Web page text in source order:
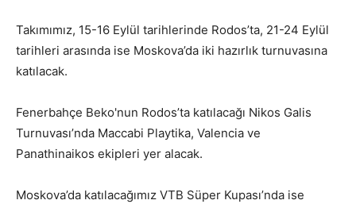
Takımımız, 15-16 Eylül tarihlerinde Rodos’ta, 21-24 Eylül
tarihleri arasında ise Moskova’da iki hazırlık turnuvasına
katılacak.
Fenerbahçe Beko'nun Rodos’ta katılacağı Nikos Galis
Turnuvası’nda Maccabi Playtika, Valencia ve
Panathinaikos ekipleri yer alacak.
Moskova’da katılacağımız VTB Süper Kupası’nda ise